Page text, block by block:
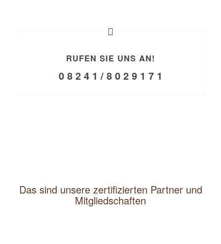
RUFEN SIE UNS AN!
0 8 2 4 1 / 8 0 2 9 1 7 1
Das sind unsere zertifizierten Partner und
Mitgliedschaften